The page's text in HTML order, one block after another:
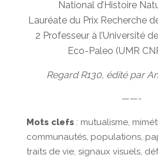
National d’Histoire
Lauréate du Prix Recherche
2 Professeur à l’Université
Eco-Paleo (UMR
Regard R130, édité par
——-
Mots clefs: mutualisme,
communautés, populations,
traits de vie, signaux visuels,